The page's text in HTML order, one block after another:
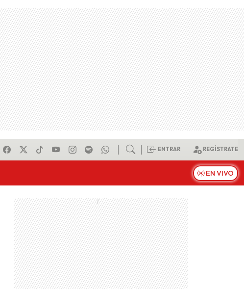
ENTRAR REGÍSTRATE
EN VIVO